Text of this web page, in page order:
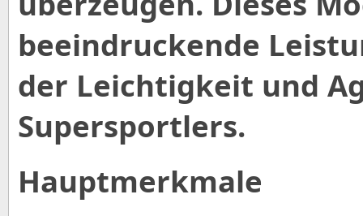
beeindruckende
der Leichtigkeit und
Supersportlers.
Hauptmerkmale